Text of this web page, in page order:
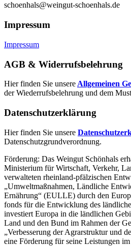
schoenhals@weingut-schoenhals.de
Impressum
Impressum
AGB & Widerrufsbelehrung
Hier finden Sie unsere Allgemeinen
der Wiederrufsbelehrung und dem
Datenschutzerklärung
Hier finden Sie unsere
Datenschutzgrundverordnung.
Förderung: Das Weingut Schönhals
Minis­terium für Wirtschaft, Verkehr,
verwal­teten rhein­land-pfälzischen
„Umwelt­maßnahmen, Länd­liche
Ernährung“ (EULLE) durch den
fonds für die Entwick­lung des
investiert Europa in die ländlichen
Land und den Bund im Rahmen der
„Verbes­serung der Agrar­struktur und
eine Förderung für seine Leis­tungen im